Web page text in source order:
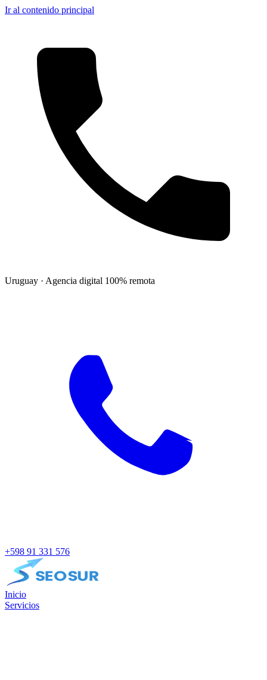
Ir al contenido principal
Uruguay · Agencia digital 100% remota
+598 91 331 576
Inicio
Servicios